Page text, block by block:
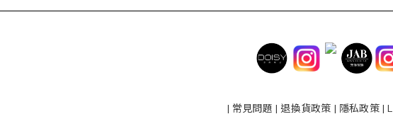
| 常見問題 | 退換貨政策 | 隱私政策|